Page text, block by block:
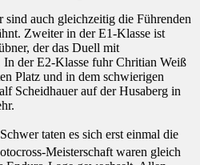
auch gleichzeitig die Führenden
Zweiter in der E1-Klasse ist
der das Duell mit
der E2-Klasse fuhr Chritian Weiß
Platz und in dem schwierigen
Scheidhauer auf der Husaberg in
Schwer taten es sich erst einmal die
Meisterschaft waren gleich